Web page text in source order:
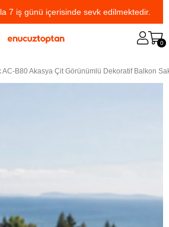
7 iş günü içerisinde sevk edilmektedir.
0